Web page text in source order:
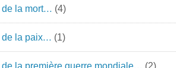
de la mort… (4)
de la paix… (1)
de la première guerre mondiale… (2)